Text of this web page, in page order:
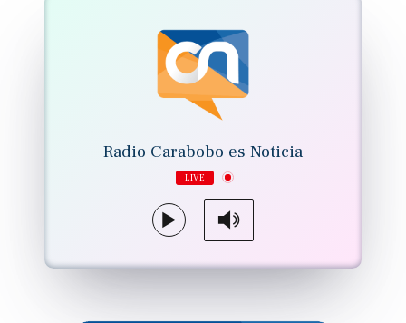
Radio Carabobo es Noticia
LIVE